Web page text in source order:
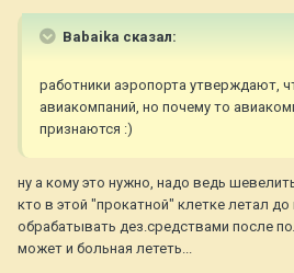
Babaika сказал:
работники аэропорта утверждают,
авиакомпаний, но почему то
признаются :)
ну а кому это нужно, надо ведь
кто в этой "прокатной" клетке летал до
обрабатывать дез.средствами после
может и больная лететь...